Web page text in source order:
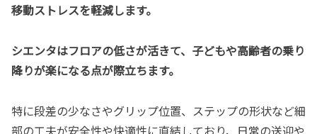
移動ストレスを軽減します。
シエンタはフロアの低さが活きて、子どもや高齢者の乗り
降りが楽になる点が際立ちます。
特に段差の少なさやグリップ位置、ステップの形状など細
部の工夫が安全性や快適性に直結しており、日常の送迎や